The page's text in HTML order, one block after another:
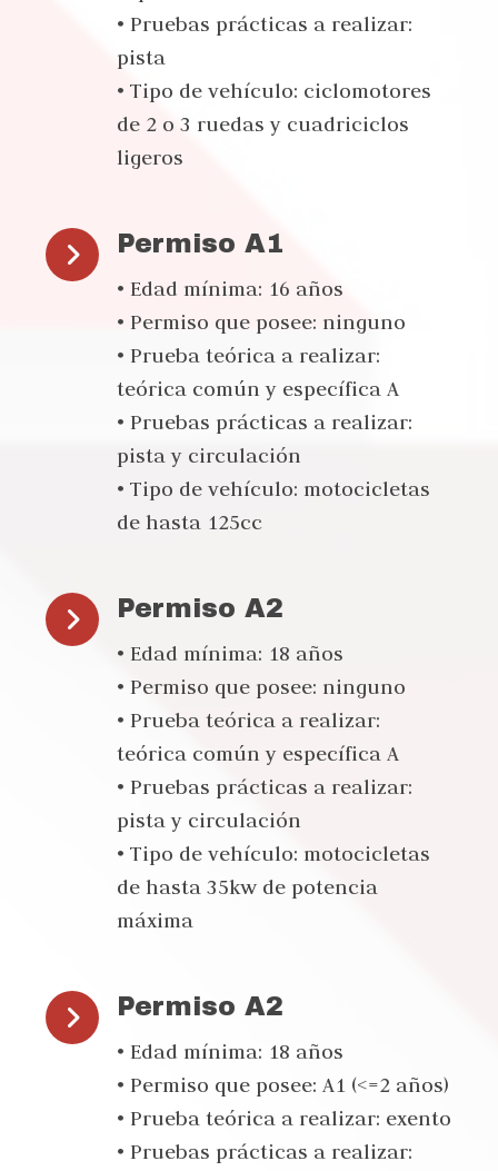
• Pruebas prácticas a realizar:
pista
• Tipo de vehículo: ciclomotores
de 2 o 3 ruedas y cuadriciclos
ligeros
Permiso A1
• Edad mínima: 16 años
• Permiso que posee: ninguno
• Prueba teórica a realizar:
teórica común y específica A
• Pruebas prácticas a realizar:
pista y circulación
• Tipo de vehículo: motocicletas
de hasta 125cc
Permiso A2
• Edad mínima: 18 años
• Permiso que posee: ninguno
• Prueba teórica a realizar:
teórica común y específica A
• Pruebas prácticas a realizar:
pista y circulación
• Tipo de vehículo: motocicletas
de hasta 35kw de potencia
máxima
Permiso A2
• Edad mínima: 18 años
• Permiso que posee: A1 (<=2 años)
• Prueba teórica a realizar: exento
• Pruebas prácticas a realizar: